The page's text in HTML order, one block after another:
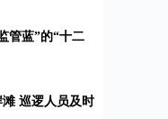
管蓝”的“十二
巡逻人员及时